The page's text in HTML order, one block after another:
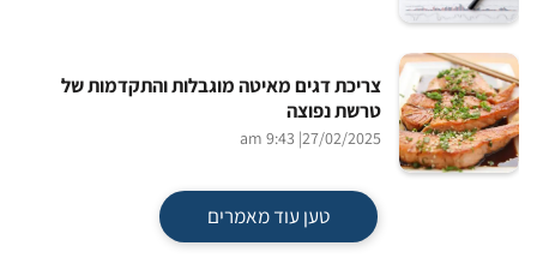
צריכת דגים מאיטה מוגבלות והתקדמות של
טרשת נפוצה
27/02/2025
| 9:43 am
טען עוד מאמרים